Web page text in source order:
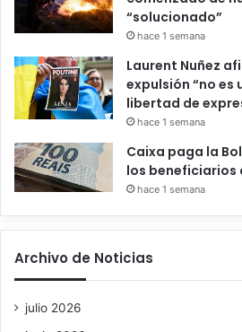
“solucionado”
hace 1 semana
Laurent Nuñez
expulsión “no es
libertad de
hace 1 semana
Caixa paga la
los beneficiarios
hace 1 semana
Archivo de Noticias
julio 2026